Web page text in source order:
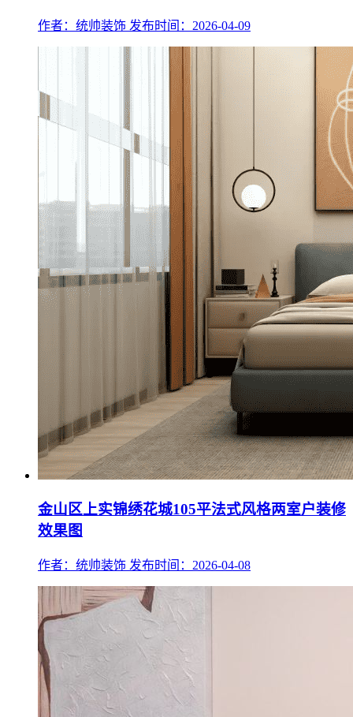
作者：统帅装饰 发布时间：2026-04-09
金山区上实锦绣花城105平法式风格两室户装修
效果图
作者：统帅装饰 发布时间：2026-04-08